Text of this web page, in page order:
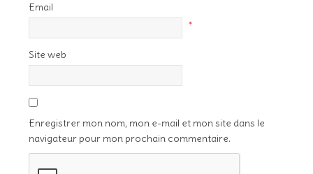
Email
*
Site web
Enregistrer mon nom, mon e-mail et mon site dans le
navigateur pour mon prochain commentaire.